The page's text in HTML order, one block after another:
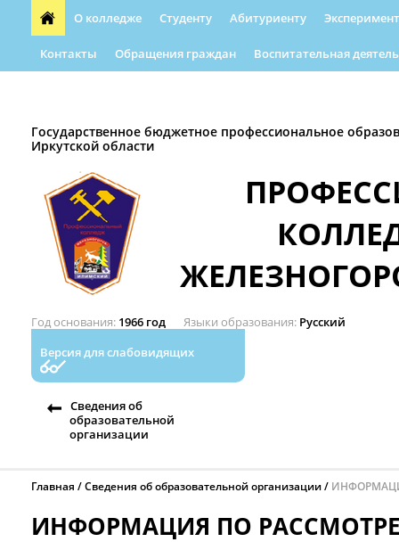
О колледже Студенту Абитуриенту
Контакты Обращения граждан Воспитательная
Государственное бюджетное профессиональное
Иркутской области
Год основания 1966 год Языки образования Русский
Версия для слабовидящих
Сведения об
образовательной
организации
Главная Сведения об образовательной организации
ИНФОРМАЦИЯ ПО